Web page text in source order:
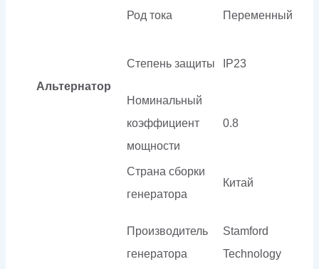
Альтернатор
Род тока Переменный
Степень защиты IP23
Номинальный
коэффициент
мощности
0.8
Страна сборки
генератора
Китай
Производитель
генератора
Stamford
Technology